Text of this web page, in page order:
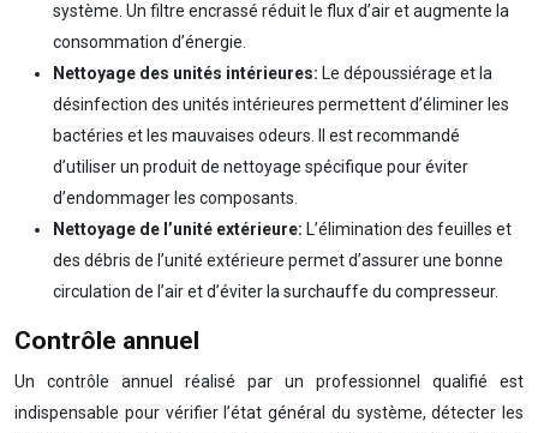
système. Un filtre encrassé réduit le flux d’air et augmente la
consommation d’énergie.
Nettoyage des unités intérieures: Le dépoussiérage et la
désinfection des unités intérieures permettent d’éliminer les
bactéries et les mauvaises odeurs. Il est recommandé
d’utiliser un produit de nettoyage spécifique pour éviter
d’endommager les composants.
Nettoyage de l’unité extérieure: L’élimination des feuilles et
des débris de l’unité extérieure permet d’assurer une bonne
circulation de l’air et d’éviter la surchauffe du compresseur.
Contrôle annuel
Un contrôle annuel réalisé par un professionnel qualifié est
indispensable pour vérifier l’état général du système, détecter les